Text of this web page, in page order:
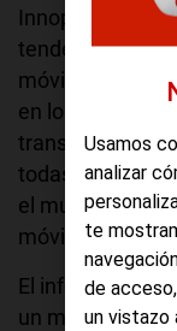
Innopay.
tendencia hacia
móvil en
en los últimos 4
transferencia de
todas las
el mundo
móvil".
El informe
un mapeo
Usamos
analizar
te
de
un vistazo